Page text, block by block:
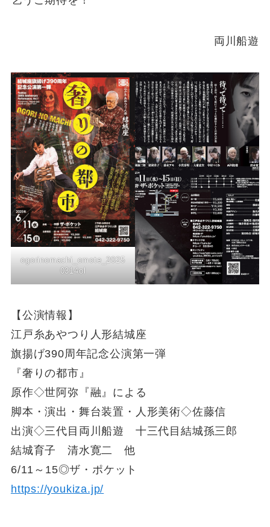
両川船遊
ogorinomachi_omote_2025
0314ol
【公演情報】
江戸糸あやつり人形結城座
旗揚げ390周年記念公演第一弾
『奢りの都市』
原作◇世阿弥『融』による
脚本・演出・舞台装置・人形美術◇佐藤信
出演◇三代目両川船遊 十三代目結城孫三郎
結城育子 清水寛二 他
6/11～15◎ザ・ポケット
https://youkiza.jp/